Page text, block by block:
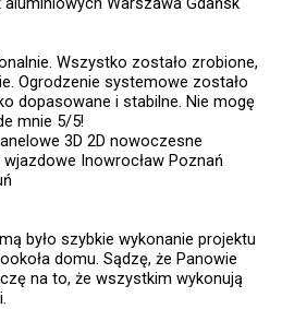
Wszystko zostało zrobione,
Ogrodzenie systemowe zostało
dopasowane i stabilne. Nie mogę
mnie 5/5!
było szybkie wykonanie projektu
domu. Sądzę, że Panowie
na to, że wszystkim wykonują